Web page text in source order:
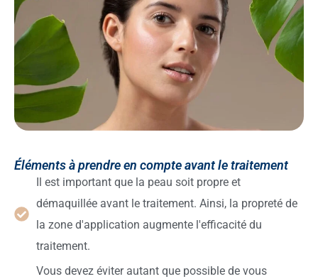
Éléments à prendre en compte avant le traitement
Il est important que la peau soit propre et
démaquillée avant le traitement. Ainsi, la propreté de
la zone d'application augmente l'efficacité du
traitement.
Vous devez éviter autant que possible de vous